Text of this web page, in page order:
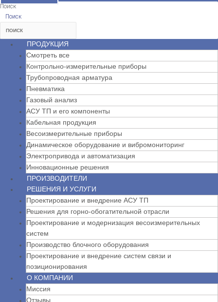
Поиск
Поиск
ПРОДУКЦИЯ
Смотреть все
Контрольно-измерительные приборы
Трубопроводная арматура
Пневматика
Газовый анализ
АСУ ТП и его компоненты
Кабельная продукция
Весоизмерительные приборы
Динамическое оборудование и вибромониторинг
Электропривода и автоматизация
Инновационные решения
ПРОИЗВОДИТЕЛИ
РЕШЕНИЯ И УСЛУГИ
Проектирование и внедрение АСУ ТП
Решения для горно-обогатительной отрасли
Проектирование и модернизация весоизмерительных
систем
Производство блочного оборудования
Проектирование и внедрение систем связи и
позиционирования
О КОМПАНИИ
Миссия
Отзывы